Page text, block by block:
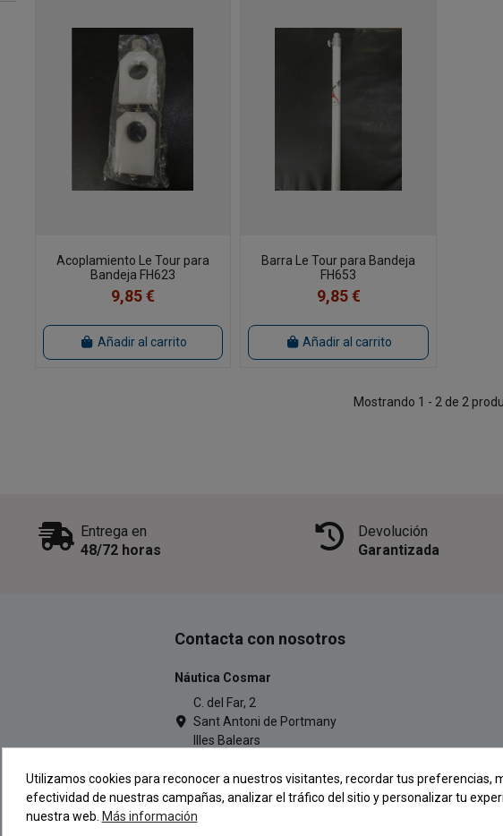
Acoplamiento Le Tour para
Bandeja FH623
9,85 €
Añadir al carrito
Barra Le Tour para Bandeja
FH653
9,85 €
Añadir al carrito
Mostrando 1 - 2 de 2
Entrega en
48/72 horas
Devolución
Garantizada
Contacta con nosotros
Náutica Cosmar
C. del Far, 2
Sant Antoni de Portmany
Illes Balears
pescacosmar@gmail.com
Utilizamos cookies para reconocer a nuestros visitantes, recordar tus preferencias,
efectividad de nuestras campañas, analizar el tráfico del sitio y personalizar tu
nuestra web. Más información